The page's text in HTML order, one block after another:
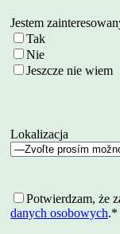
Jestem
Tak
Nie
Jeszcze nie wiem
Lokalizacja
Potwierdzam, że
danych osobowych.*